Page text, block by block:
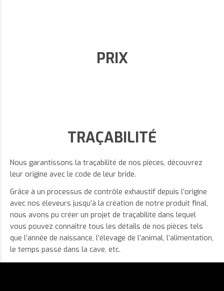
PRIX
TRAÇABILITÉ
Nous garantissons la traçabilité de nos pièces, découvrez
leur origine avec le code de leur bride.
Grâce à un processus de contrôle exhaustif depuis l’origine
avec nos éleveurs jusqu’à la création de notre produit final,
nous avons pu créer un projet de traçabilité dans lequel
vous pouvez connaître tous les détails de nos pièces tels
que l’année de naissance, l’élevage de l’animal, l’alimentation,
le temps passé dans la cave, etc.